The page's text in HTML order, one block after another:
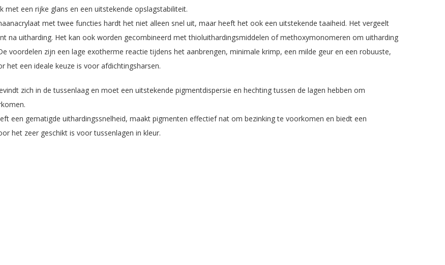
met een rijke glans en een uitstekende opslagstabiliteit.
met twee functies hardt het niet alleen snel uit, maar heeft het ook een uitstekende taaiheid. Het vergeelt
na uitharding. Het kan ook worden gecombineerd met thioluithardingsmiddelen of methoxymonomeren om uitharding
voordelen zijn een lage exotherme reactie tijdens het aanbrengen, minimale krimp, een milde geur en een robuuste,
het een ideale keuze is voor afdichtingsharsen.
zich in de tussenlaag en moet een uitstekende pigmentdispersie en hechting tussen de lagen hebben om
een gematigde uithardingssnelheid, maakt pigmenten effectief nat om bezinking te voorkomen en biedt een
het zeer geschikt is voor tussenlagen in kleur.